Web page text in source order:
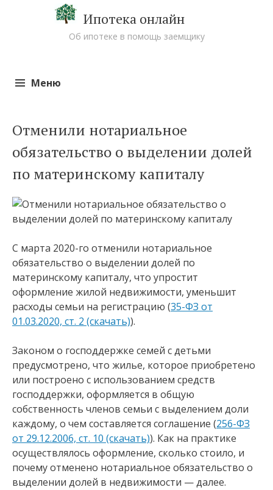
Ипотека онлайн
Об ипотеке в помощь заемщику
Меню
Отменили нотариальное
обязательство о выделении долей
по материнскому капиталу
С марта 2020-го отменили нотариальное
обязательство о выделении долей по
материнскому капиталу, что упростит
оформление жилой недвижимости, уменьшит
расходы семьи на регистрацию (35-ФЗ от
01.03.2020, ст. 2 (скачать)).
Законом о господдержке семей с детьми
предусмотрено, что жилье, которое приобретено
или построено с использованием средств
господдержки, оформляется в общую
собственность членов семьи с выделением доли
каждому, о чем составляется соглашение (256-ФЗ
от 29.12.2006, ст. 10 (скачать)). Как на практике
осуществлялось оформление, сколько стоило, и
почему отменено нотариальное обязательство о
выделении долей в недвижимости — далее.